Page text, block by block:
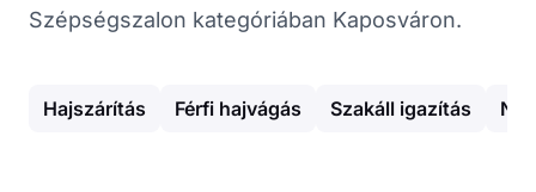
Szépségszalon kategóriában Kaposváron.
Hajszárítás Férfi hajvágás Szakáll igazítás